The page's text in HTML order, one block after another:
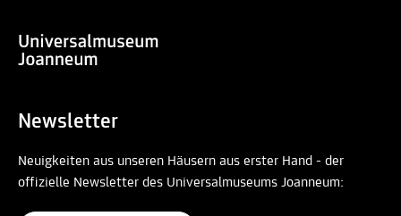
Newsletter
Neuigkeiten aus unseren Häusern aus erster Hand - der
offizielle Newsletter des Universalmuseums Joanneum: